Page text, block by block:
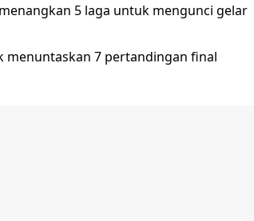
5 laga untuk mengunci gelar
menuntaskan 7 pertandingan final